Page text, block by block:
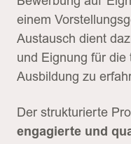
einem
Austausch dient
und Eignung für
Ausbildung zu
Der strukturierte
engagierte und